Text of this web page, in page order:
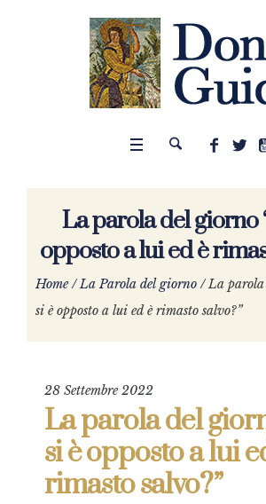
La parola del giorno
opposto a lui ed è
Home /La Parola del giorno /La
si è opposto a lui ed è rimasto salvo?”
28 Settembre 2022
La parola del
si è opposto a lui
rimasto salvo?”